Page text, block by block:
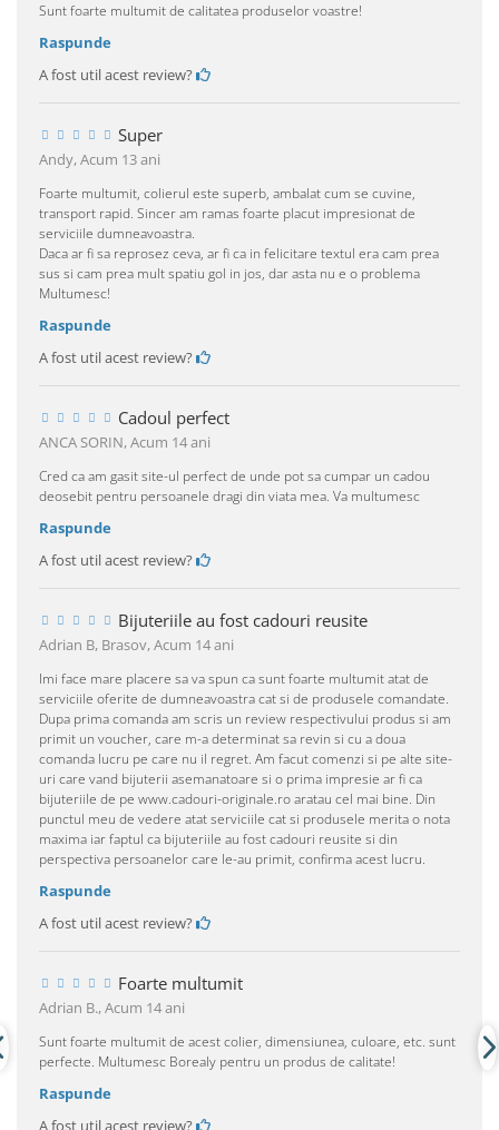
Sunt foarte multumit de calitatea produselor voastre!
Raspunde
A fost util acest review?
Super
Andy,Acum 13 ani
Foarte multumit, colierul este superb, ambalat cum se cuvine,
transport rapid. Sincer am ramas foarte placut impresionat de
serviciile dumneavoastra.
Daca ar fi sa reprosez ceva, ar fi ca in felicitare textul era cam prea
sus si cam prea mult spatiu gol in jos, dar asta nu e o problema
Multumesc!
Raspunde
A fost util acest review?
Cadoul perfect
ANCA SORIN,Acum 14 ani
Cred ca am gasit site-ul perfect de unde pot sa cumpar un cadou
deosebit pentru persoanele dragi din viata mea. Va multumesc
Raspunde
A fost util acest review?
Bijuteriile au fost cadouri reusite
Adrian B, Brasov,Acum 14 ani
Imi face mare placere sa va spun ca sunt foarte multumit atat de
serviciile oferite de dumneavoastra cat si de produsele comandate.
Dupa prima comanda am scris un review respectivului produs si am
primit un voucher, care m-a determinat sa revin si cu a doua
comanda lucru pe care nu il regret. Am facut comenzi si pe alte site-
uri care vand bijuterii asemanatoare si o prima impresie ar fi ca
bijuteriile de pe www.cadouri-originale.ro aratau cel mai bine. Din
punctul meu de vedere atat serviciile cat si produsele merita o nota
maxima iar faptul ca bijuteriile au fost cadouri reusite si din
perspectiva persoanelor care le-au primit, confirma acest lucru.
Raspunde
A fost util acest review?
Foarte multumit
Adrian B.,Acum 14 ani
Sunt foarte multumit de acest colier, dimensiunea, culoare, etc. sunt
perfecte. Multumesc Borealy pentru un produs de calitate!
Raspunde
A fost util acest review?